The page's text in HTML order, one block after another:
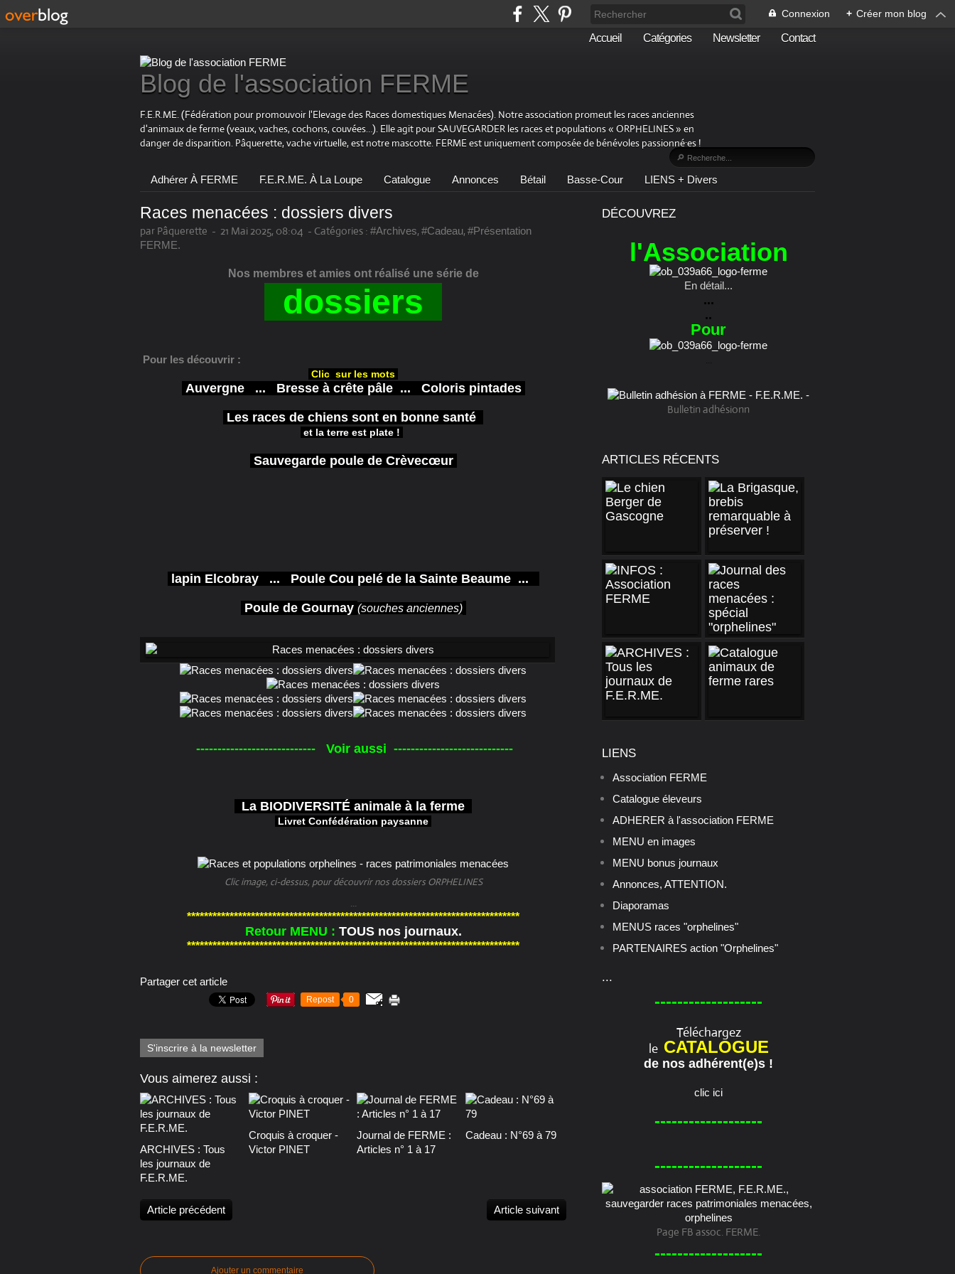
Connexion + Créer mon blog
Accueil Catégories Newsletter Contact
Blog de l'association FERME
F.E.R.ME. (Fédération pour promouvoir l'Elevage des Races domestiques Menacées). Notre association promeut les races anciennes
d'animaux de ferme (veaux, vaches, cochons, couvées…). Elle agit pour SAUVEGARDER les races et populations « ORPHELINES » en
danger de disparition. Pâquerette, vache virtuelle, est notre mascotte. FERME est uniquement composée de bénévoles passionné·es !
Adhérer À FERME F.E.R.ME. À La Loupe Catalogue Annonces Bétail Basse-Cour LIENS + Divers
Races menacées : dossiers divers
par Pâquerette - 21 Mai 2025, 08:04 - Catégories : #Archives, #Cadeau, #Présentation
FERME.
Nos membres et amies ont réalisé une série de
dossiers
Pour les découvrir :
Clic sur les mots
Auvergne... Bresse à crête pâle... Coloris pintades
Les races de chiens sont en bonne santé
et la terre est plate !
Sauvegarde poule de Crèvecœur
lapin Elcobray... Poule Cou pelé de la Sainte Beaume...
Poule de Gournay (souches anciennes)
---------------------------- Voir aussi ----------------------------
La BIODIVERSITÉ animale à la ferme
Livret Confédération paysanne
Clic image, ci-dessus, pour découvrir nos dossiers ORPHELINES
...
******************************************************************************
Retour MENU : TOUS nos journaux.
******************************************************************************
Partager cet article
Repost 0
S'inscrire à la newsletter
Vous aimerez aussi :
ARCHIVES : Tous
les journaux de
F.E.R.ME.
Croquis à croquer -
Victor PINET
Journal de FERME :
Articles n° 1 à 17
Cadeau : N°69 à 79
Article précédent Article suivant
Ajouter un commentaire
DÉCOUVREZ
l'Association
En détail...
...
..
Pour
Bulletin adhésionn
ARTICLES RÉCENTS
LIENS
Association FERME
Catalogue éleveurs
ADHERER à l'association FERME
MENU en images
MENU bonus journaux
Annonces, ATTENTION.
Diaporamas
MENUS races "orphelines"
PARTENAIRES action "Orphelines"
...
-------------------
Téléchargez
le CATALOGUE
de nos adhérent(e)s !
clic ici
-------------------
-------------------
Page FB assoc. FERME.
-------------------